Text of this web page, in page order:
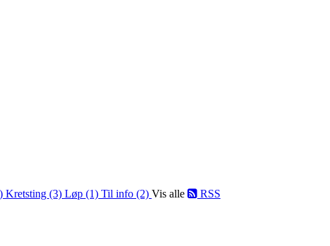
Kretsting (3) Løp (1) Til info (2) Vis alle RSS